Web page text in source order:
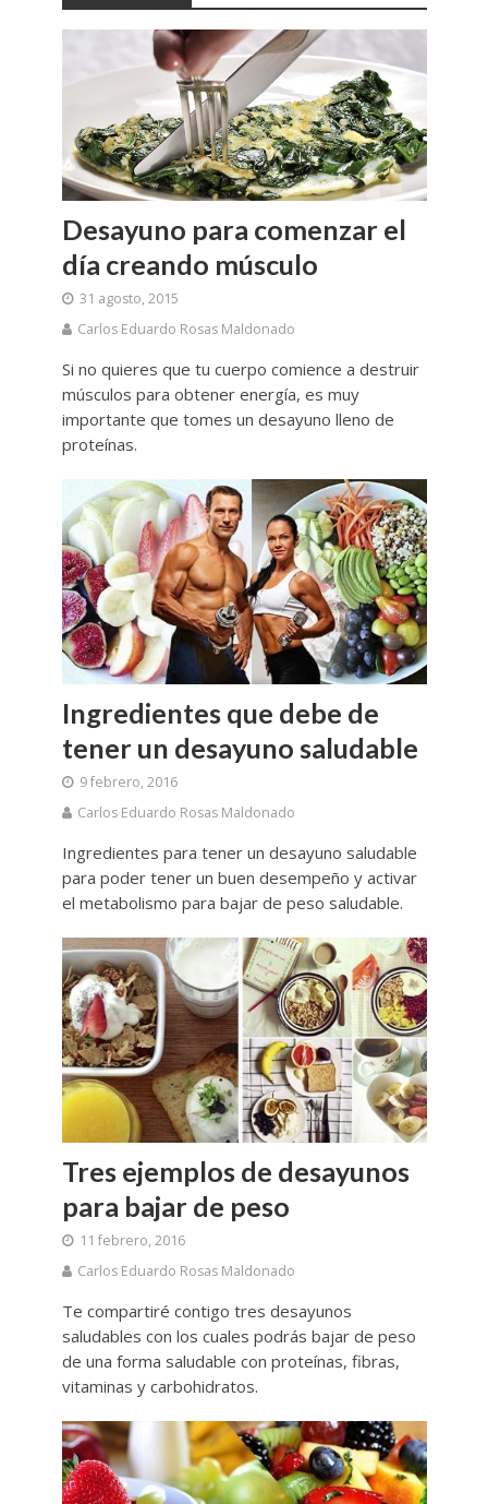
Desayuno para comenzar el
día creando músculo
31 agosto, 2015
Carlos Eduardo Rosas Maldonado
Si no quieres que tu cuerpo comience a destruir
músculos para obtener energía, es muy
importante que tomes un desayuno lleno de
proteínas.
Ingredientes que debe de
tener un desayuno saludable
9 febrero, 2016
Carlos Eduardo Rosas Maldonado
Ingredientes para tener un desayuno saludable
para poder tener un buen desempeño y activar
el metabolismo para bajar de peso saludable.
Tres ejemplos de desayunos
para bajar de peso
11 febrero, 2016
Carlos Eduardo Rosas Maldonado
Te compartiré contigo tres desayunos
saludables con los cuales podrás bajar de peso
de una forma saludable con proteínas, fibras,
vitaminas y carbohidratos.